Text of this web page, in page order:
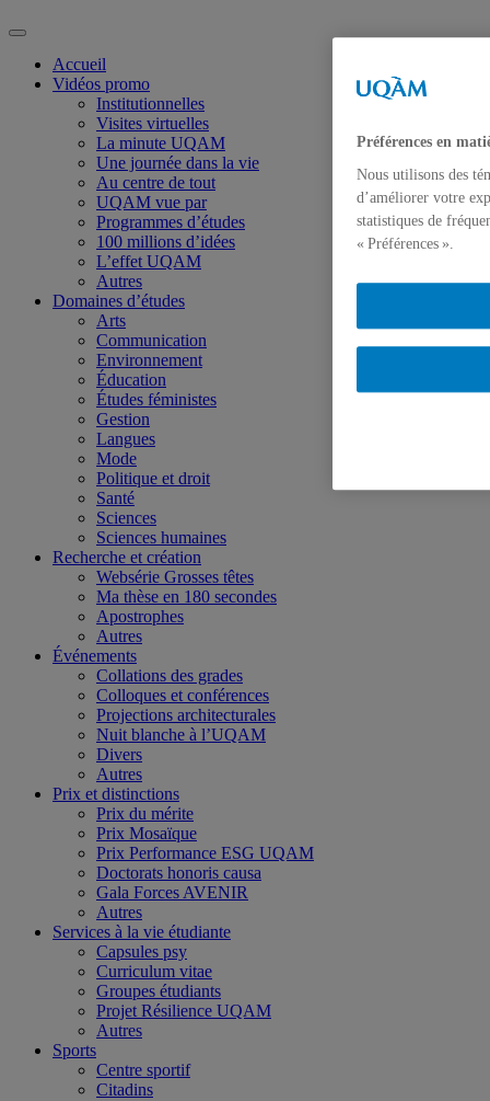
Accueil
Vidéos promo
Institutionnelles
Visites virtuelles
La minute UQAM
Une journée dans la vie
Au centre de tout
UQAM vue par
Programmes d’études
100 millions d’idées
L’effet UQAM
Autres
Domaines d’études
Arts
Communication
Environnement
Éducation
Études féministes
Gestion
Langues
Mode
Politique et droit
Santé
Sciences
Sciences humaines
Recherche et création
Websérie Grosses têtes
Ma thèse en 180 secondes
Apostrophes
Autres
Événements
Collations des grades
Colloques et conférences
Projections architecturales
Nuit blanche à l’UQAM
Divers
Autres
Prix et distinctions
Prix du mérite
Prix Mosaïque
Prix Performance ESG UQAM
Doctorats honoris causa
Gala Forces AVENIR
Autres
Services à la vie étudiante
Capsules psy
Curriculum vitae
Groupes étudiants
Projet Résilience UQAM
Autres
Sports
Centre sportif
Citadins
Préférences en
Nous utilisons des
d’améliorer votre
statistiques de
« Préférences ».